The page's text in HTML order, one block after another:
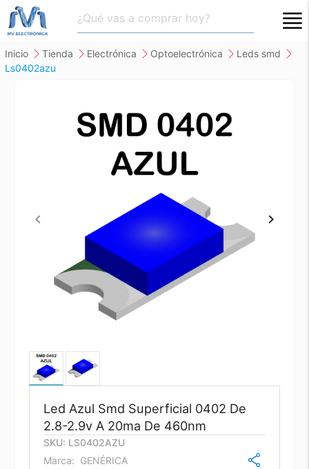
inicio tienda electrónica optoelectrónica
leds smd
ls0402azu
Led Azul Smd Superficial 0402 De
2.8-2.9v A 20ma De 460nm
SKU: LS0402AZU
Marca: GENÉRICA